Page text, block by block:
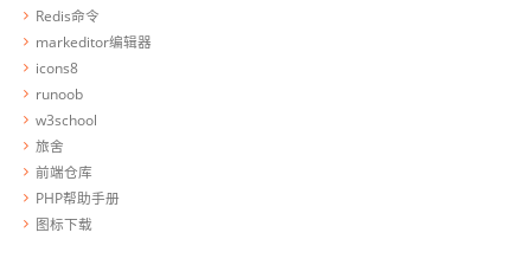
Redis命令
markeditor编辑器
icons8
runoob
w3school
旅舍
前端仓库
PHP帮助手册
图标下载